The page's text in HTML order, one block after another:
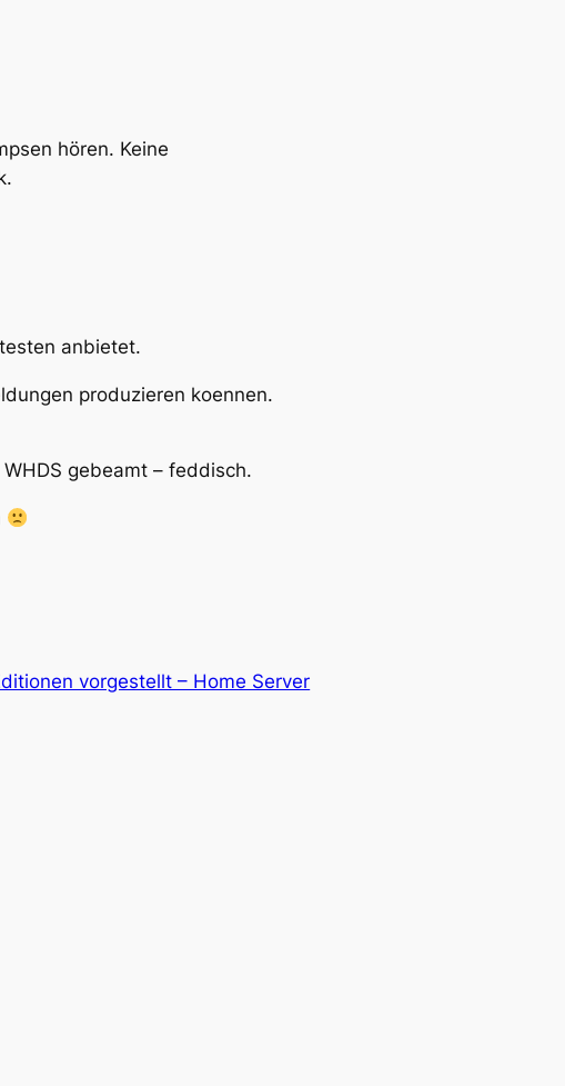
hören. Keine
anbietet.
produzieren koennen.
gebeamt – feddisch.
vorgestellt – Home Server